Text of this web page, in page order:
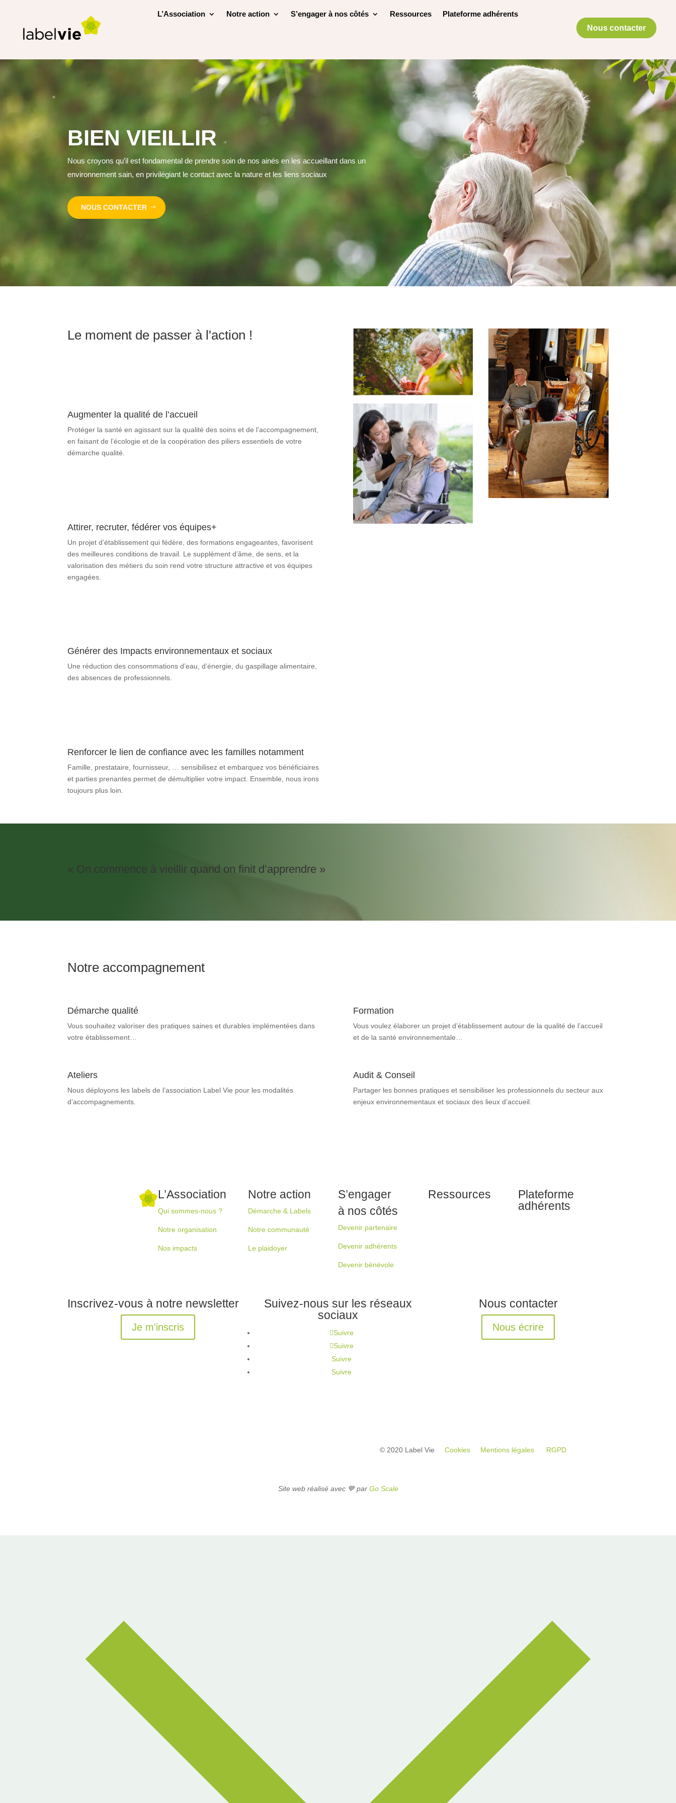
L’Association Notre action S’engager à nos côtés Ressources
Plateforme adhérents
Nous contacter
BIEN VIEILLIR
Nous croyons qu’il est fondamental de prendre soin de nos ainés en les accueillant dans un
environnement sain, en privilégiant le contact avec la nature et les liens sociaux
NOUS CONTACTER
Le moment de passer à l'action !
Augmenter la qualité de l’accueil
Protéger la santé en agissant sur la qualité des soins et de l’accompagnement,
en faisant de l’écologie et de la coopération des piliers essentiels de votre
démarche qualité.
Attirer, recruter, fédérer vos équipes+
Un projet d’établissement qui fédère, des formations engageantes, favorisent
des meilleures conditions de travail. Le supplément d’âme, de sens, et la
valorisation des métiers du soin rend votre structure attractive et vos équipes
engagées.
Générer des Impacts environnementaux et sociaux
Une réduction des consommations d’eau, d’énergie, du gaspillage alimentaire,
des absences de professionnels.
Renforcer le lien de confiance avec les familles notamment
Famille, prestataire, fournisseur, … sensibilisez et embarquez vos bénéficiaires
et parties prenantes permet de démultiplier votre impact. Ensemble, nous irons
toujours plus loin.
« On commence à vieillir quand on finit d’apprendre »
Notre accompagnement
Démarche qualité
Vous souhaitez valoriser des pratiques saines et durables implémentées dans
votre établissement…
Formation
Vous voulez élaborer un projet d’établissement autour de la qualité de l’accueil
et de la santé environnementale…
Ateliers
Nous déployons les labels de l’association Label Vie pour les modalités
d’accompagnements.
Audit & Conseil
Partager les bonnes pratiques et sensibiliser les professionnels du secteur aux
enjeux environnementaux et sociaux des lieux d’accueil.
L’Association
Qui sommes-nous ?
Notre organisation
Nos impacts
Notre action
Démarche & Labels
Notre communauté
Le plaidoyer
S’engager
à nos côtés
Devenir partenaire
Devenir adhérents
Devenir bénévole
Ressources
Plateforme
adhérents
Inscrivez-vous à notre newsletter
Je m'inscris
Suivez-nous sur les réseaux
sociaux
Suivre
Suivre
Suivre
Suivre
Nous contacter
Nous écrire
© 2020 Label VieCookies Mentions légales RGPD
Site web réalisé avec 💙 par Go Scale